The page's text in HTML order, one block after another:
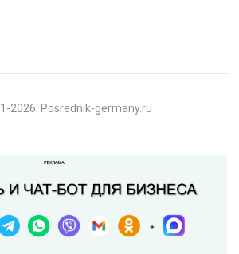
2026. Posrednik-germany.ru